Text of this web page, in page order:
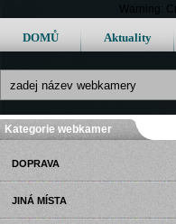
Warning:
DOMŮ Aktuality
Kategorie webkamer
DOPRAVA
JINÁ MÍSTA